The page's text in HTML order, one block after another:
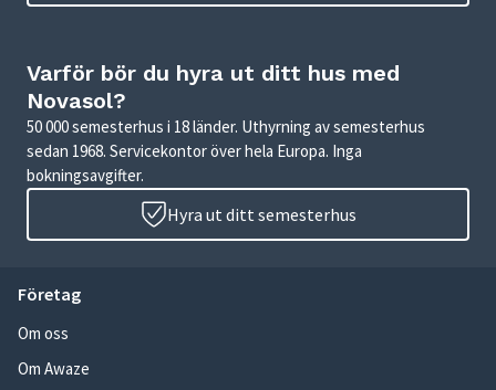
Varför bör du hyra ut ditt hus med
Novasol?
50 000 semesterhus i 18 länder. Uthyrning av semesterhus
sedan 1968. Servicekontor över hela Europa. Inga
bokningsavgifter.
Hyra ut ditt semesterhus
Företag
Om oss
Om Awaze